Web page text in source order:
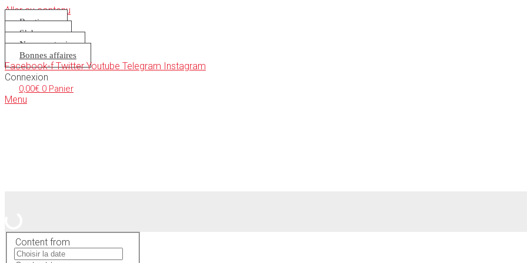
Aller au contenu
Boutique
S’abonner
Nous soutenir
Bonnes affaires
Facebook-f Twitter Youtube Telegram Instagram
Connexion
0,00€ 0 Panier
Menu
Content from